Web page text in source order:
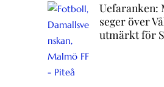
Uefaranken:
seger över
utmärkt för